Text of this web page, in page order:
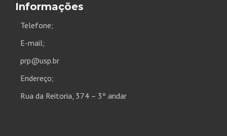
Informações
Telefone;
E-mail;
prp@usp.br
Endereço;
Rua da Reitoria, 374 – 3º andar